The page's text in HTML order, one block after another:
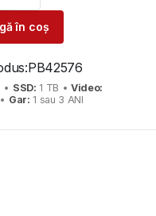
lei.
lei.
în coș
PB42576
• SSD: 1 TB •Video:
Gar: 1 sau 3 ANI